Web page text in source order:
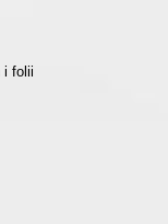
i folii